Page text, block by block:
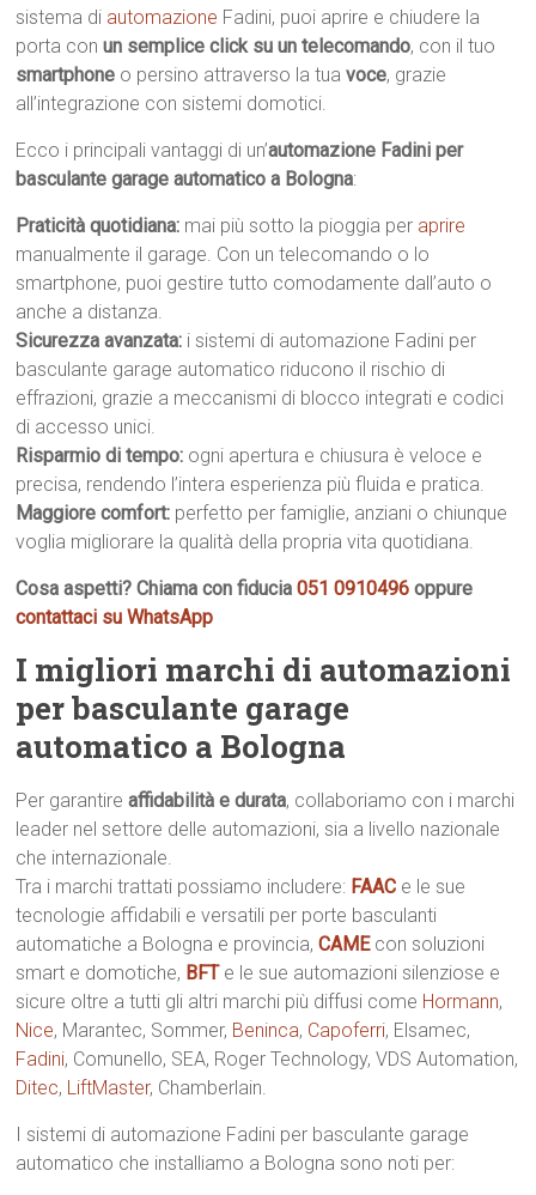
sistema di automazione Fadini, puoi aprire e chiudere la
porta conun semplice click su un telecomando, con il tuo
smartphone o persino attraverso la tuavoce, grazie
all’integrazione con sistemi domotici.
Ecco i principali vantaggi di un’automazione Fadini per
basculante garage automatico a Bologna:
Praticità quotidiana: mai più sotto la pioggia per aprire
manualmente il garage. Con un telecomando o lo
smartphone, puoi gestire tutto comodamente dall’auto o
anche a distanza.
Sicurezza avanzata: i sistemi di automazione Fadini per
basculante garage automatico riducono il rischio di
effrazioni, grazie a meccanismi di blocco integrati e codici
di accesso unici.
Risparmio di tempo: ogni apertura e chiusura è veloce e
precisa, rendendo l’intera esperienza più fluida e pratica.
Maggiore comfort: perfetto per famiglie, anziani o chiunque
voglia migliorare la qualità della propria vita quotidiana.
Cosa aspetti? Chiama con fiducia051 0910496 oppure
contattaci su WhatsApp
I migliori marchi di automazioni
per basculante garage
automatico a Bologna
Per garantireaffidabilità e durata, collaboriamo con i marchi
leader nel settore delle automazioni, sia a livello nazionale
che internazionale.
Tra i marchi trattati possiamo includere: FAAC e le sue
tecnologie affidabili e versatili per porte basculanti
automatiche a Bologna e provincia,CAME con soluzioni
smart e domotiche, BFT e le sue automazioni silenziose e
sicure oltre a tutti gli altri marchi più diffusi come Hormann,
Nice, Marantec, Sommer, Beninca, Capoferri, Elsamec,
Fadini, Comunello, SEA, Roger Technology, VDS Automation,
Ditec, LiftMaster, Chamberlain.
I sistemi di automazione Fadini per basculante garage
automatico che installiamo a Bologna sono noti per: